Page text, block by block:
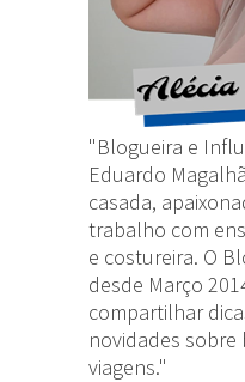
"Blogueira e
Eduardo
casada,
trabalho com
e costureira. O
desde Março
compartilhar
novidades sobre
viagens."